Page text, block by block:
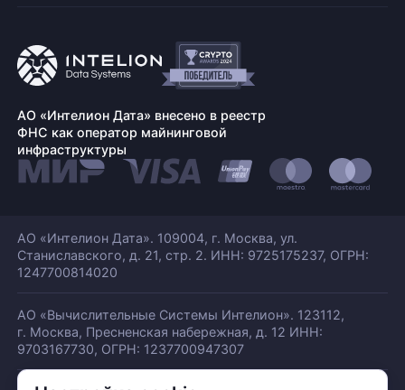
АО «Интелион Дата» внесено в реестр
ФНС как оператор майнинговой
инфраструктуры
АО «Интелион Дата». 109004, г. Москва, ул.
Станиславского, д. 21, стр. 2. ИНН: 9725175237, ОГРН:
1247700814020
АО «Вычислительные Системы Интелион». 123112,
г. Москва, Пресненская набережная, д. 12 ИНН:
9703167730, ОГРН: 1237700947307